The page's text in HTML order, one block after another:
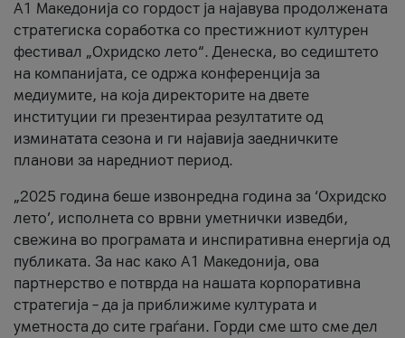
A1 Македонија со гордост ја најавува продолжената
стратегиска соработка со престижниот културен
фестивал „Охридско лето“. Денеска, во седиштето
на компанијата, се одржа конференција за
медиумите, на која директорите на двете
институции ги презентираа резултатите од
изминатата сезона и ги најавија заедничките
планови за наредниот период.
„2025 година беше извонредна година за ‘Охридско
лето’, исполнета со врвни уметнички изведби,
свежина во програмата и инспиративна енергија од
публиката. За нас како A1 Македонија, ова
партнерство е потврда на нашата корпоративна
стратегија – да ја приближиме културата и
уметноста до сите граѓани. Горди сме што сме дел